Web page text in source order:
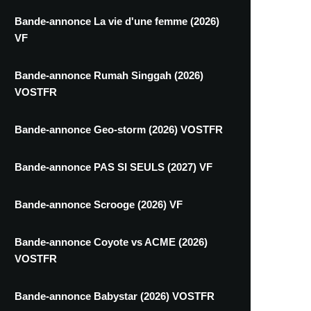
Bande-annonce La vie d'une femme (2026)
VF
Bande-annonce Rumah Singgah (2026)
VOSTFR
Bande-annonce Geo-storm (2026) VOSTFR
Bande-annonce PAS SI SEULS (2027) VF
Bande-annonce Scrooge (2026) VF
Bande-annonce Coyote vs ACME (2026)
VOSTFR
Bande-annonce Babystar (2026) VOSTFR